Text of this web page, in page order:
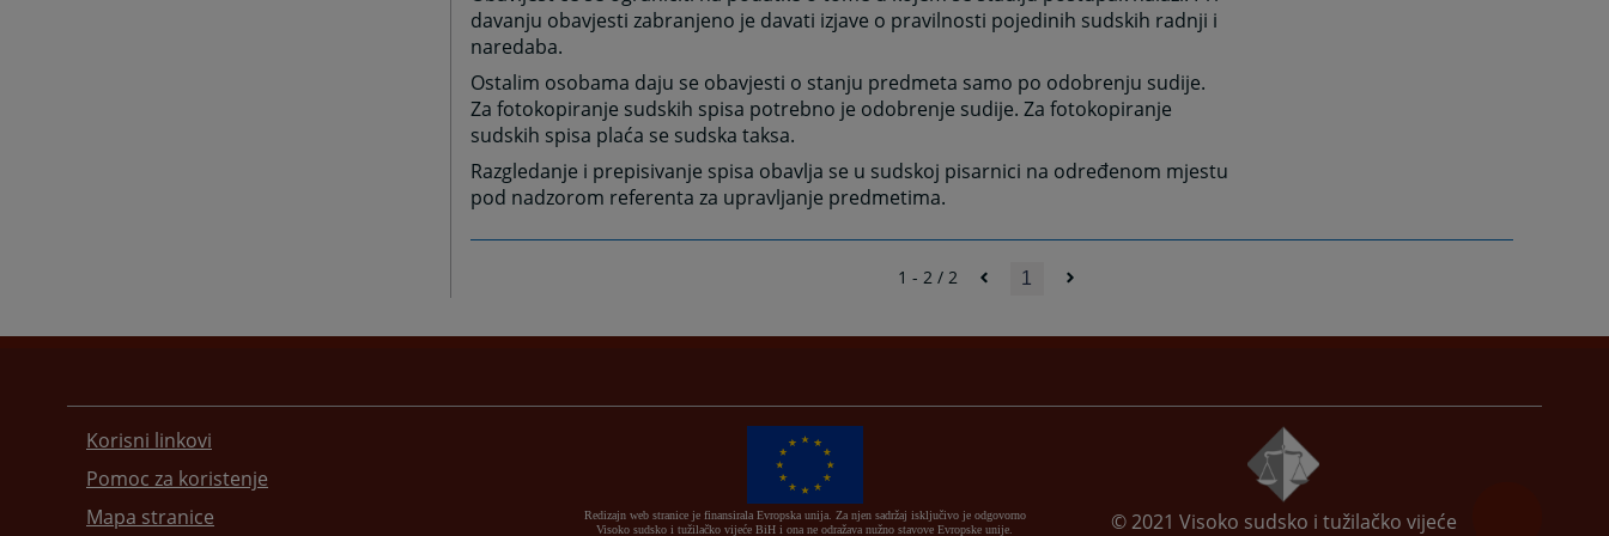
davanju obavjesti zabranjeno je davati izjave o pravilnosti pojedinih sudskih radnji i
naredaba.
Ostalim osobama daju se obavjesti o stanju predmeta samo po odobrenju sudije.
Za fotokopiranje sudskih spisa potrebno je odobrenje sudije. Za fotokopiranje
sudskih spisa plaća se sudska taksa.
Razgledanje i prepisivanje spisa obavlja se u sudskoj pisarnici na određenom mjestu
pod nadzorom referenta za upravljanje predmetima.
1 - 2 / 2 1
Korisni linkovi
Pomoc za koristenje
Mapa stranice
Redizajn web stranice je finansirala Evropska unija. Za njen sadržaj isključivo je odgovorno
Visoko sudsko i tužilačko vijeće BiH i ona ne odražava nužno stavove Evropske unije.
© 2021 Visoko sudsko i tužilačko vijeće